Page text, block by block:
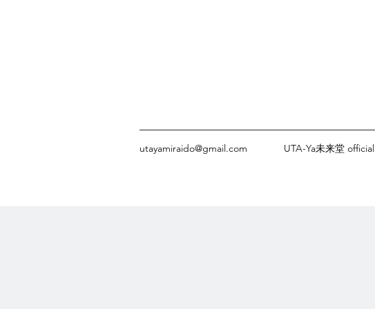
utayamiraido@gmail.com UTA-Ya未来堂 official